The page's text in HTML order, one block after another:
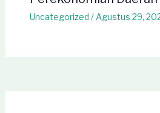
Uncategorized / Agustus 29,